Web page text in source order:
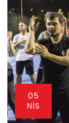
05
NIS